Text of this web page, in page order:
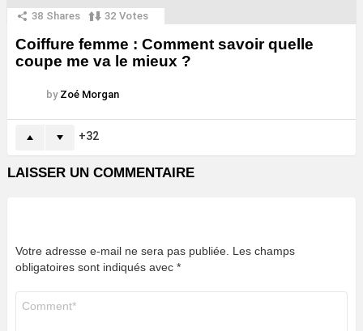
38 Shares 32 Votes
Coiffure femme : Comment savoir quelle
coupe me va le mieux ?
by Zoé Morgan
32
LAISSER UN COMMENTAIRE
Votre adresse e-mail ne sera pas publiée. Les champs
obligatoires sont indiqués avec *